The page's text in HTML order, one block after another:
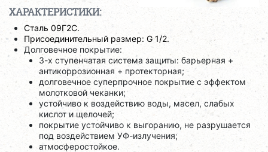
ХАРАКТЕРИСТИКИ:
Сталь 09Г2С.
Присоединительный размер: G 1/2.
Долговечное покрытие:
3-х ступенчатая система защиты: барьерная +
антикоррозионная + протекторная;
долговечное суперпрочное покрытие с эффектом
молотковой чеканки;
устойчиво к воздействию воды, масел, слабых
кислот и щелочей;
покрытие устойчиво к выгоранию, не разрушается
под воздействием УФ-излучения;
атмосферостойкое.